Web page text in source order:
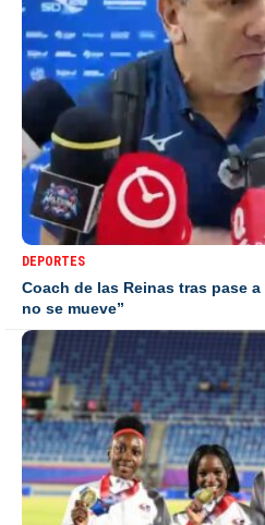
DEPORTES
Coach de las Reinas tras pase
no se mueve”